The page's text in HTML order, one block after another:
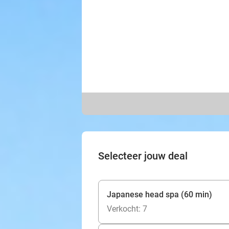
Selecteer jouw deal
Japanese head spa (60 min)
Verkocht: 7